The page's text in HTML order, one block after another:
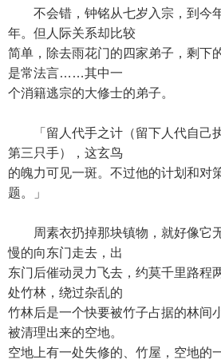
不会错，钟铭从七岁入宗，到今
年。但人际关系却比较
简单，除去雨花门的四家弟子，剩下
是常法言……其中一
个消籍逃宗的大修士的弟子。
「留人代手之计（留下人代自己
第三只手），这玄鸟
的魄力可见一斑。不过他的计划和对
题。」
周素衣扔掉那块镇物，就好像它
慢的向东门走去，出
东门后催动灵力飞去，约莫千里路程
处竹林，绕过杂乱的
竹林后是一个快要被竹子占据的林间
被清理出来的空地。
空地上有一处失修的、竹屋，空地的